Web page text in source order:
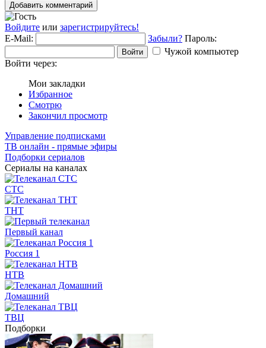
Добавить комментарий
Войдите или зарегистрируйтесь!
E-Mail:
Забыли? Пароль:
Войти
Чужой компьютер
Войти через:
Мои закладки
Избранное
Смотрю
Закончил просмотр
Управление подписками
ТВ онлайн - прямые эфиры
Подборки сериалов
Сериалы на каналах
СТС
ТНТ
Первый канал
Россия 1
НТВ
Домашний
ТВЦ
Подборки